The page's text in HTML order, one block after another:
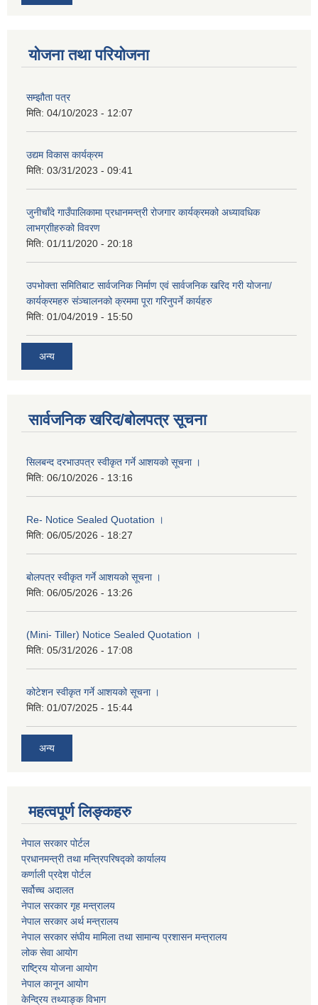
योजना तथा परियोजना
सम्झौता पत्र
मिति: 04/10/2023 - 12:07
उद्यम विकास कार्यक्रम
मिति: 03/31/2023 - 09:41
जुनीचाँदे गाउँपालिकामा प्रधानमन्‍त्री रोजगार कार्यक्रमको अध्यावधिक
लाभग्राीहरुको विवरण
मिति: 01/11/2020 - 20:18
उपभोक्ता समितिबाट सार्वजनिक निर्माण एवं सार्वजनिक खरिद गरी योजना/
कार्यक्रमहरु संञ्‍चालनको क्रममा पूरा गरिनुपर्ने कार्यहरु
मिति: 01/04/2019 - 15:50
अन्य
सार्वजनिक खरिद/बोलपत्र सूचना
सिलबन्द दरभाउपत्र स्वीकृत गर्ने आशयको सूचना ।
मिति: 06/10/2026 - 13:16
Re- Notice Sealed Quotation ।
मिति: 06/05/2026 - 18:27
बोलपत्र स्वीकृत गर्ने आशयको सूचना ।
मिति: 06/05/2026 - 13:26
(Mini- Tiller) Notice Sealed Quotation ।
मिति: 05/31/2026 - 17:08
कोटेशन स्वीकृत गर्ने आशयको सूचना ।
मिति: 01/07/2025 - 15:44
अन्य
महत्वपूर्ण लिङ्कहरु
नेपाल सरकार पोर्टल
प्रधानमन्‍‍त्री तथा मन्‍त्रिपरिषद्को कार्यालय
कर्णाली प्रदेश पोर्टल
सर्वोच्‍च अदालत
नेपाल सरकार गृह मन्‍‍‍त्रालय
नेपाल सरकार अर्थ मन्‍त्रालय
नेपाल सरकार संघीय मामिला तथा सामान्य प्रशासन मन्‍त्रालय
लोक सेवा आयोग
राष्‍ट्रिय योजना आयोग
नेपाल कानून आयोग
केन्द्रिय तथ्याङ्क विभाग